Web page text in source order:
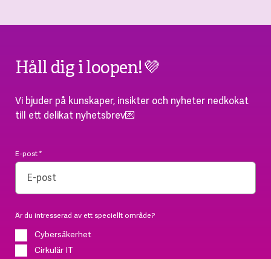
Håll dig i loopen!💜
Vi bjuder på kunskaper, insikter och nyheter nedkokat
till ett delikat nyhetsbrev💌
E-post*
Är du intresserad av ett speciellt område?
Cybersäkerhet
Cirkulär IT